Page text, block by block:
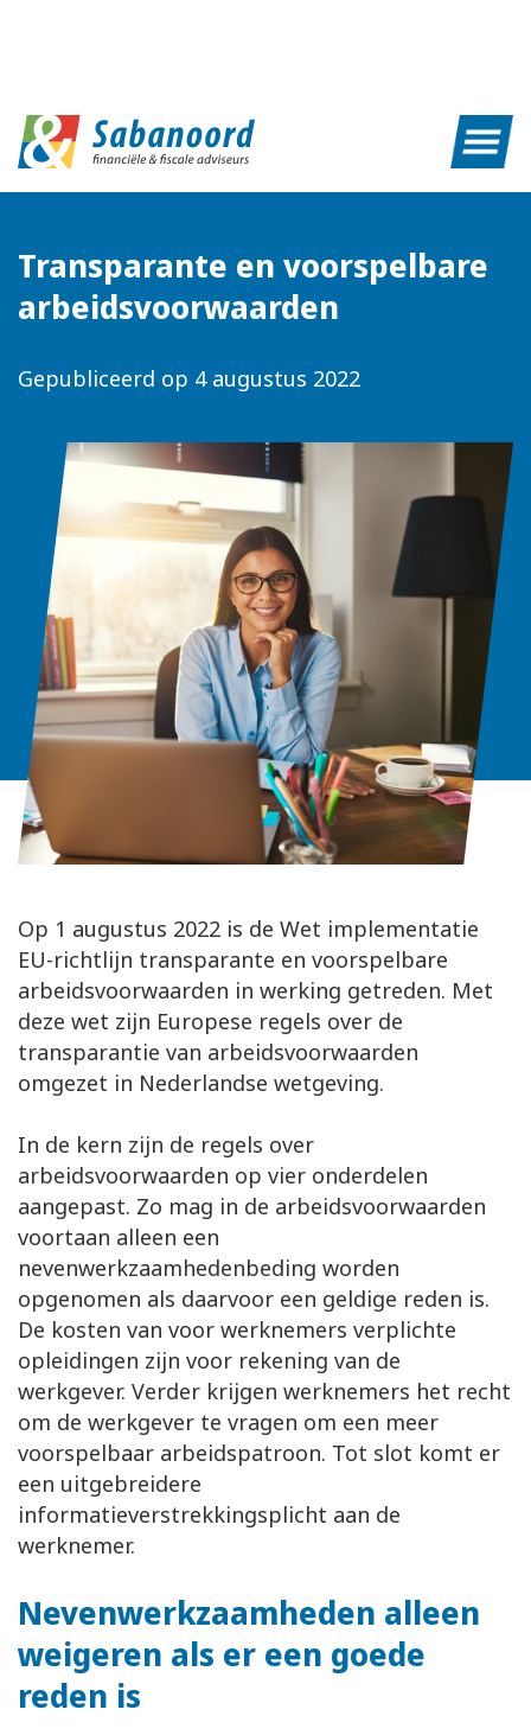
Transparante en voorspelbare
arbeidsvoorwaarden
Gepubliceerd op 4 augustus 2022
Op 1 augustus 2022 is de Wet implementatie
EU-richtlijn transparante en voorspelbare
arbeidsvoorwaarden in werking getreden. Met
deze wet zijn Europese regels over de
transparantie van arbeidsvoorwaarden
omgezet in Nederlandse wetgeving.
In de kern zijn de regels over
arbeidsvoorwaarden op vier onderdelen
aangepast. Zo mag in de arbeidsvoorwaarden
voortaan alleen een
nevenwerkzaamhedenbeding worden
opgenomen als daarvoor een geldige reden is.
De kosten van voor werknemers verplichte
opleidingen zijn voor rekening van de
werkgever. Verder krijgen werknemers het recht
om de werkgever te vragen om een meer
voorspelbaar arbeidspatroon. Tot slot komt er
een uitgebreidere
informatieverstrekkingsplicht aan de
werknemer.
Nevenwerkzaamheden alleen
weigeren als er een goede
reden is